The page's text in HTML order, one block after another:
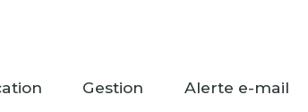
gestion alerte e-mail